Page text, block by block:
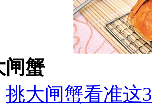
闸蟹
挑大闸蟹看准这